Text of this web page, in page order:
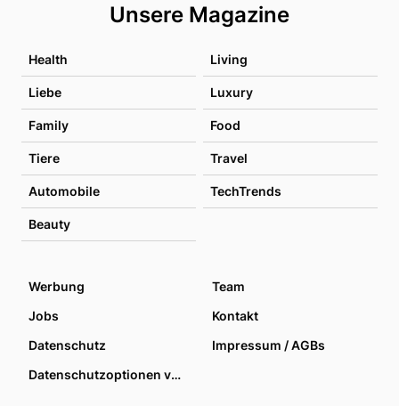
Unsere Magazine
Health Living
Liebe Luxury
Family Food
Tiere Travel
Automobile TechTrends
Beauty
Werbung
Team
Jobs
Kontakt
Datenschutz
Impressum / AGBs
Datenschutzoptionen verwalten